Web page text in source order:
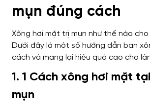
mụn đúng cách
Xông hơi mặt trị mụn như thế nào
Dưới đây là một số hướng dẫn bạn
cách và mang lại hiệu quả cao cho
1. 1 Cách xông hơi mặt
mụn